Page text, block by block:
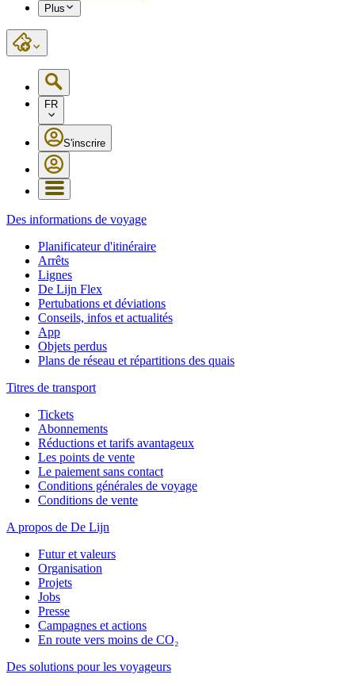
Plus
FR
S'inscrire
Des informations de voyage
Planificateur d'itinéraire
Arrêts
Lignes
De Lijn Flex
Pertubations et déviations
Conseils, infos et actualités
App
Objets perdus
Plans de réseau et répartitions des quais
Titres de transport
Tickets
Abonnements
Réductions et tarifs avantageux
Les points de vente
Le paiement sans contact
Conditions générales de voyage
Conditions de vente
A propos de De Lijn
Futur et valeurs
Organisation
Projets
Jobs
Presse
Campagnes et actions
En route vers moins de CO₂
Des solutions pour les voyageurs